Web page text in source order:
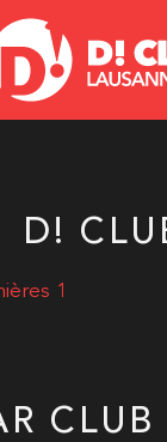
D!
1
CLUB